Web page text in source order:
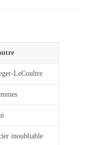
LeCoultre
inoubliable